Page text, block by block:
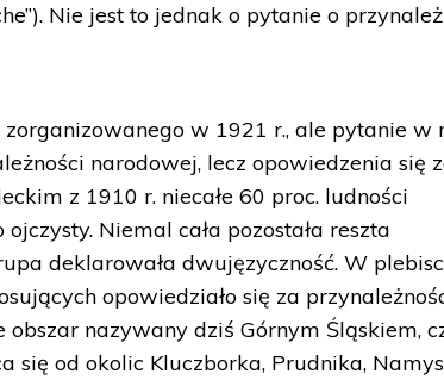
Nie jest to jednak o pytanie o
w 1921 r., ale pytanie w
narodowej, lecz opowiedzenia się
z 1910 r. niecałe 60 proc. ludności
Niemal cała pozostała reszta
deklarowała dwujęzyczność. W
opowiedziało się za
nazywany dziś Górnym Śląskiem,
się od okolic Kluczborka, Prudnika,